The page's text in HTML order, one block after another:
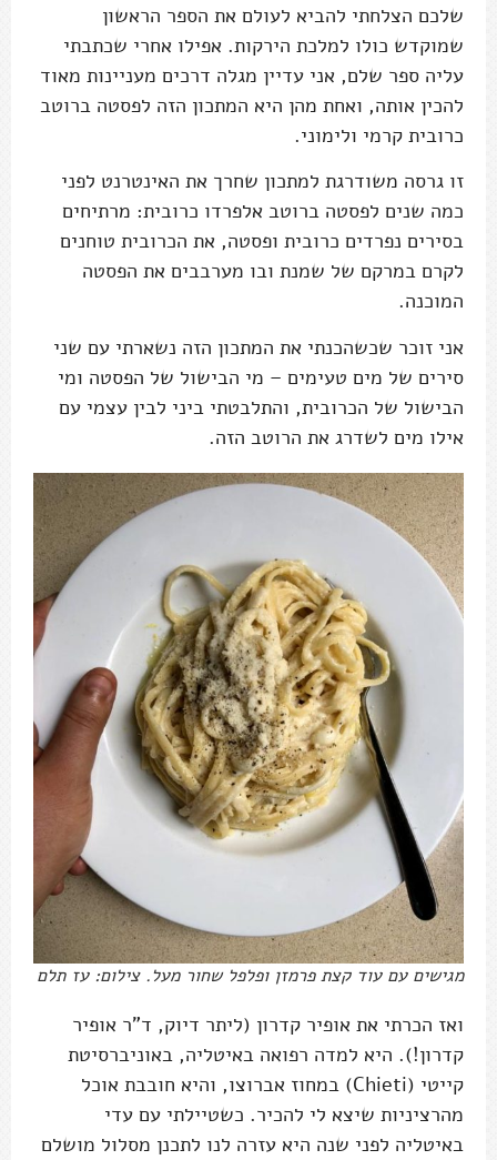
שלכם הצלחתי להביא לעולם את הספר הראשון
שמוקדש כולו למלכת הירקות. אפילו אחרי שכתבתי
עליה ספר שלם, אני עדיין מגלה דרכים מעניינות מאוד
להכין אותה, ואחת מהן היא המתכון הזה לפסטה ברוטב
כרובית קרמי ולימוני.
זו גרסה משודרגת למתכון שחרך את האינטרנט לפני
כמה שנים לפסטה ברוטב אלפרדו כרובית: מרתיחים
בסירים נפרדים כרובית ופסטה, את הכרובית טוחנים
לקרם במרקם של שמנת ובו מערבבים את הפסטה
המוכנה.
אני זוכר שכשהכנתי את המתכון הזה נשארתי עם שני
סירים של מים טעימים – מי הבישול של הפסטה ומי
הבישול של הכרובית, והתלבטתי ביני לבין עצמי עם
אילו מים לשדרג את הרוטב הזה.
מגישים עם עוד קצת פרמזן ופלפל שחור מעל. צילום: עז תלם
ואז הכרתי את אופיר קדרון (ליתר דיוק, ד"ר אופיר
קדרון!). היא למדה רפואה באיטליה, באוניברסיטת
קייטי (Chieti) במחוז אברוצו, והיא חובבת אוכל
מהרציניות שיצא לי להכיר. כשטיילתי עם עדי
באיטליה לפני שנה היא עזרה לנו לתכנן מסלול מושלם